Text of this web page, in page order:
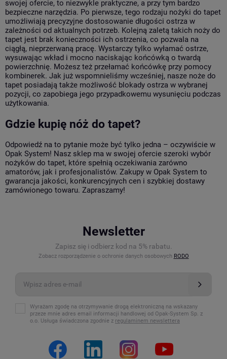
swojej ofercie, to niezwykle praktyczne, a przy tym bardzo
bezpieczne narzędzia. Po pierwsze, tego rodzaju nożyki do tapet
umożliwiają precyzyjne dostosowanie długości ostrza w
zależności od aktualnych potrzeb. Kolejną zaletą takich noży do
tapet jest brak konieczności ich ostrzenia, co pozwala na
ciągłą, nieprzerwaną pracę. Wystarczy tylko wyłamać ostrze,
wysuwając wkład i mocno naciskając końcówką o twardą
powierzchnię. Możesz też przełamać końcówkę przy pomocy
kombinerek. Jak już wspomnieliśmy wcześniej, nasze noże do
tapet posiadają także możliwość blokady ostrza w wybranej
pozycji, co zapobiega jego przypadkowemu wysunięciu podczas
użytkowania.
Gdzie kupię nóż do tapet?
Odpowiedź na to pytanie może być tylko jedna – oczywiście w
Opak System! Nasz sklep ma w swojej ofercie szeroki wybór
nożyków do tapet, które spełnią oczekiwania zarówno
amatorów, jak i profesjonalistów. Zakupy w Opak System to
gwarancja jakości, konkurencyjnych cen i szybkiej dostawy
zamówionego towaru. Zapraszamy!
Newsletter
Zapisz się i odbierz kod na 5% rabatu.
Zobacz rozporządzenie o ochronie danych osobowych RODO
Wyrażam zgodę na otrzymywanie drogą elektroniczną na wskazany
przeze mnie adres email informacji handlowej od Opak-System Sp. z
o.o. Usługa świadczona zgodnie z regulaminem newslettera